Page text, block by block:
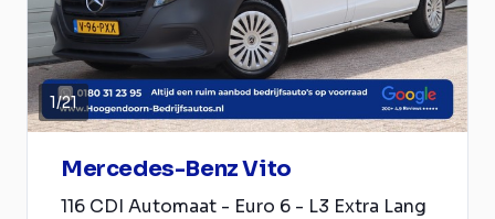
1/21
Mercedes-Benz Vito
116 CDI Automaat - Euro 6 - L3 Extra Lang